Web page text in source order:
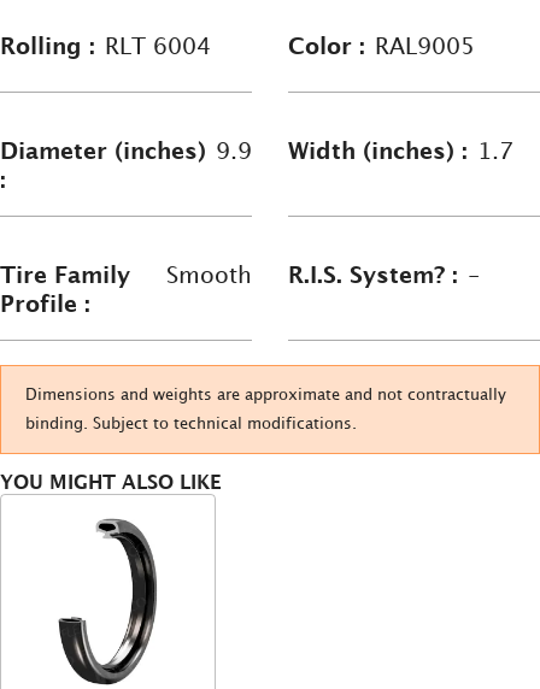
Rolling : RLT 6004 Color : RAL9005
Diameter (inches)
:
9.9 Width (inches) : 1.7
Tire Family
Profile :
Smooth R.I.S. System? : -
Dimensions and weights are approximate and not contractually
binding. Subject to technical modifications.
YOU MIGHT ALSO LIKE